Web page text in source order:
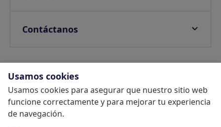
Guest App Customizable
Protección de daños
Upselling
Pagos
Cumplimiento legal
SDK
Política de Privacidad
Términos y Condiciones
Trabaja con nosotros
Programa de referidos
Contáctanos
Soporte
Socios
Comienza tu prueba gratuita
Política de Privacidad
Usamos cookies
Usamos cookies para asegurar que nuestro sitio web
funcione correctamente y para mejorar tu experiencia
de navegación.